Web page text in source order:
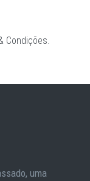
Condições.
uma